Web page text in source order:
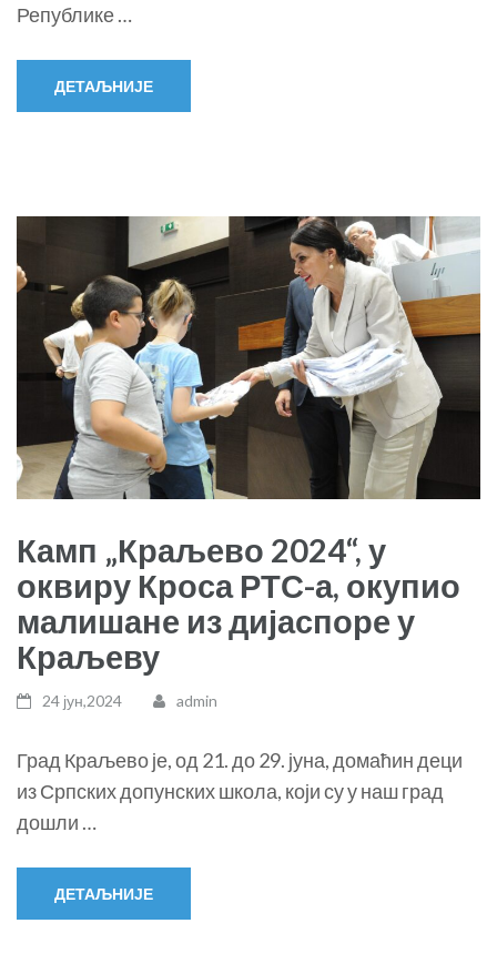
Републике …
ДЕТАЉНИЈЕ
Камп „Краљево 2024“, у
оквиру Кроса РТС-а, окупио
малишане из дијаспоре у
Краљеву
24 јун,2024 admin
Град Краљево је, од 21. до 29. јуна, домаћин деци
из Српских допунских школа, који су у наш град
дошли …
ДЕТАЉНИЈЕ